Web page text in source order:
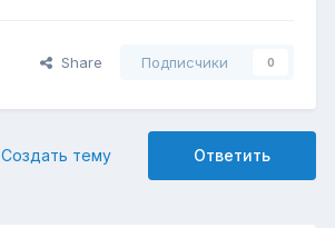
Share Подписчики 0
Ответить
Создать тему